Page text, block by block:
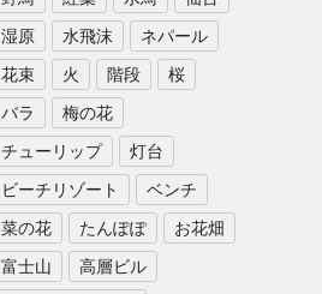
湿原
水飛沫
ネパール
花束
火 階段
桜
バラ
梅の花
チューリップ
灯台
ビーチリゾート
ベンチ
菜の花
たんぽぽ
お花畑
富士山
高層ビル